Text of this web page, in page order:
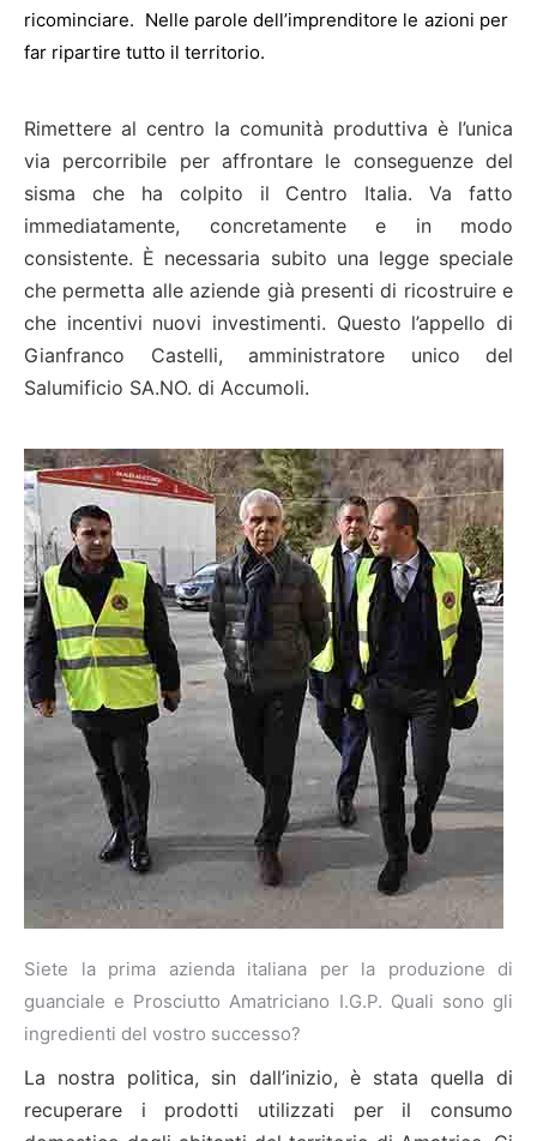
ricominciare. Nelle parole dell’imprenditore le azioni per
far ripartire tutto il territorio.
Rimettere al centro la comunità produttiva è l’unica
via percorribile per affrontare le conseguenze del
sisma che ha colpito il Centro Italia. Va fatto
immediatamente, concretamente e in modo
consistente. È necessaria subito una legge speciale
che permetta alle aziende già presenti di ricostruire e
che incentivi nuovi investimenti. Questo l’appello di
Gianfranco Castelli, amministratore unico del
Salumificio SA.NO. di Accumoli.
Siete la prima azienda italiana per la produzione di
guanciale e Prosciutto Amatriciano I.G.P. Quali sono gli
ingredienti del vostro successo?
La nostra politica, sin dall’inizio, è stata quella di
recuperare i prodotti utilizzati per il consumo